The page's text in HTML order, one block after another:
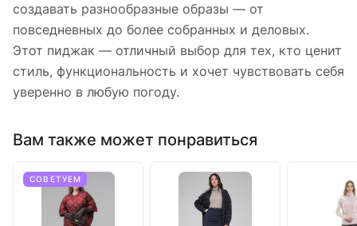
создавать разнообразные образы — от
повседневных до более собранных и деловых.
Этот пиджак — отличный выбор для тех, кто ценит
стиль, функциональность и хочет чувствовать себя
уверенно в любую погоду.
Вам также может понравиться
СОВЕТУЕМ